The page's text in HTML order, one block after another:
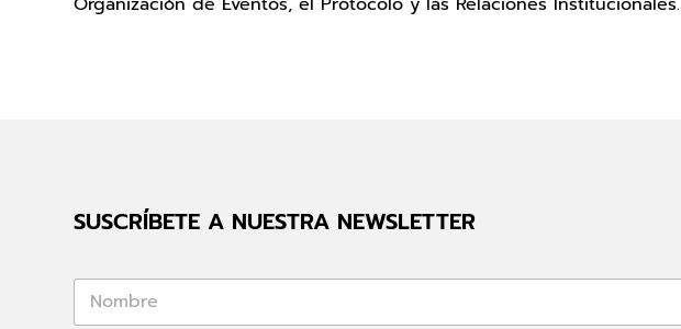
SUSCRÍBETE A NUESTRA NEWSLETTER
*